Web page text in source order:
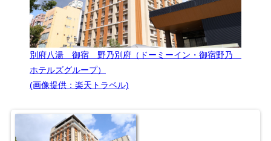
別府八湯 御宿 野乃別府（ドーミーイン・御宿野乃
ホテルズグループ）
(画像提供：楽天トラベル)